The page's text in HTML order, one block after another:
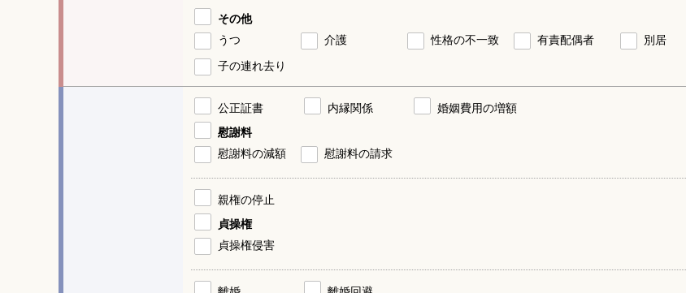
その他
うつ
介護 性格の不一致 有責配偶者
別居
子の連れ去り
公正証書 内縁関係
婚姻費用の増額
慰謝料
慰謝料の減額
慰謝料の請求
親権の停止
貞操権
貞操権侵害